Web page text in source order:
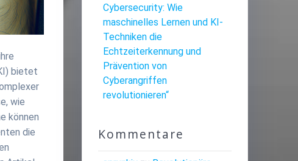
bietet
wie
können
die
Cybersecurity: Wie
maschinelles Lernen und KI-
Techniken die
Echtzeiterkennung und
Prävention von
Cyberangriffen
revolutionieren“
Kommentare